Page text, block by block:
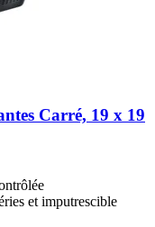
Carré, 19 x 19
et imputrescible